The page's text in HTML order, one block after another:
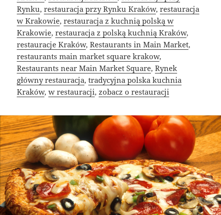
Rynku,restauracja przy Rynku Kraków,restauracja
w Krakowie,restauracja z kuchnią polską w
Krakowie,restauracja z polską kuchnią Kraków,
restauracje Kraków,Restaurants in Main Market,
restaurants main market square krakow,
Restaurants near Main Market Square,Rynek
główny restauracja,tradycyjna polska kuchnia
Kraków,w restauracji,zobacz o restauracji